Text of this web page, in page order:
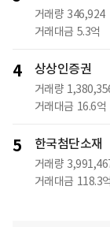
거래량 346,924
거래대금 5.3억
4 상상인증권
거래량
거래대금 16.6억
5 한국첨단소재
거래량
거래대금 118.3억